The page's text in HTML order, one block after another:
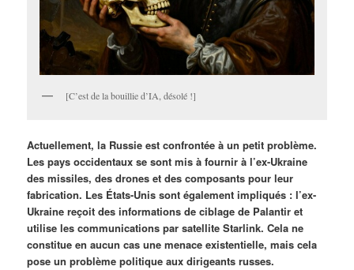
[C’est de la bouillie d’IA, désolé !]
Actuellement, la Russie est confrontée à un petit problème.
Les pays occidentaux se sont mis à fournir à l’ex-Ukraine
des missiles, des drones et des composants pour leur
fabrication. Les États-Unis sont également impliqués : l’ex-
Ukraine reçoit des informations de ciblage de Palantir et
utilise les communications par satellite Starlink. Cela ne
constitue en aucun cas une menace existentielle, mais cela
pose un problème politique aux dirigeants russes.